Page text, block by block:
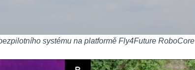
systému na platformě Fly4Future RoboCore